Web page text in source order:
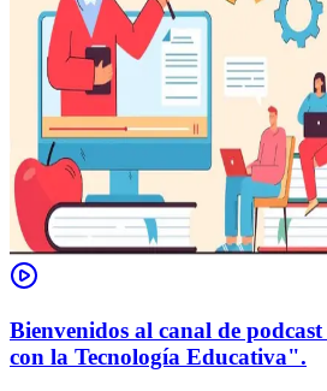
Bienvenidos al canal de
con la Tecnología Educativa".